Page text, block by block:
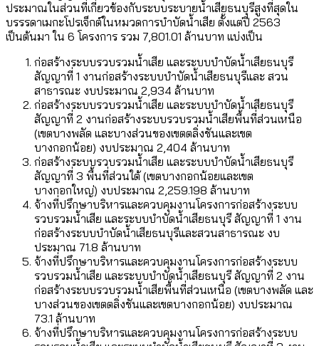
ประมาณในส่วนที่เกี่ยวข้องกับระบบระบายน้ำเสียธนบุรีสูงที่สุดใน
บรรรดาเมกะโปรเจ็กต์ในหมวดการบำบัดน้ำเสีย ตั้งแต่ปี 2563
เป็นต้นมา ใน 6 โครงการ รวม 7,801.01 ล้านบาท แบ่งเป็น
ก่อสร้างระบบรวบรวมน้ำเสีย และระบบบำบัดน้ำเสียธนบุรี
สัญญาที่ 1 งานก่อสร้างระบบบำบัดน้ำเสียธนบุรีและ สวน
สาธารณะ งบประมาณ 2,934 ล้านบาท
ก่อสร้างระบบรวบรวมน้ำเสีย และระบบบำบัดน้ำเสียธนบุรี
สัญญาที่ 2 งานก่อสร้างระบบรวบรวมน้ำเสียพื้นที่ส่วนเหนือ
(เขตบางพลัด และบางส่วนของเขตตลิ่งชันและเขต
บางกอกน้อย) งบประมาณ 2,404 ล้านบาท
ก่อสร้างระบบรวบรวมน้ำเสีย และระบบบำบัดน้ำเสียธนบุรี
สัญญาที่ 3 พื้นที่ส่วนใต้ (เขตบางกอกน้อยและเขต
บางกอกใหญ่) งบประมาณ 2,259.198 ล้านบาท
จ้างที่ปรึกษาบริหารและควบคุมงานโครงการก่อสร้างระบบ
รวบรวมน้ำเสีย และระบบบําบัดน้ำเสียธนบุรี สัญญาที่ 1 งาน
ก่อสร้างระบบบําบัดน้ำเสียธนบุรีและสวนสาธารณะ งบ
ประมาณ 71.8 ล้านบาท
จ้างที่ปรึกษาบริหารและควบคุมงานโครงการก่อสร้างระบบ
รวบรวมน้ำเสีย และระบบบำบัดน้ำเสียธนบุรี สัญญาที่ 2 งาน
ก่อสร้างระบบรวบรวมน้ำเสียพื้นที่ส่วนเหนือ (เขตบางพลัด และ
บางส่วนของเขตตลิ่งชันและเขตบางกอกน้อย) งบประมาณ
73.1 ล้านบาท
จ้างที่ปรึกษาบริหารและควบคุมงานโครงการก่อสร้างระบบ